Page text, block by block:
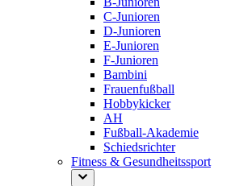
C-Junioren
D-Junioren
E-Junioren
F-Junioren
Bambini
Frauenfußball
Hobbykicker
AH
Fußball-Akademie
Schiedsrichter
Fitness & Gesundheitssport